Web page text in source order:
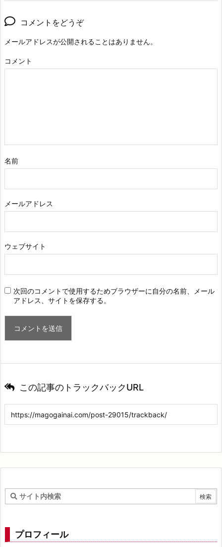
コメントをどうぞ
メールアドレスが公開されることはありません。
コメント
名前
メールアドレス
ウェブサイト
次回のコメントで使用するためブラウザーに自分の名前、メール
アドレス、サイトを保存する。
この記事のトラックバックURL
プロフィール